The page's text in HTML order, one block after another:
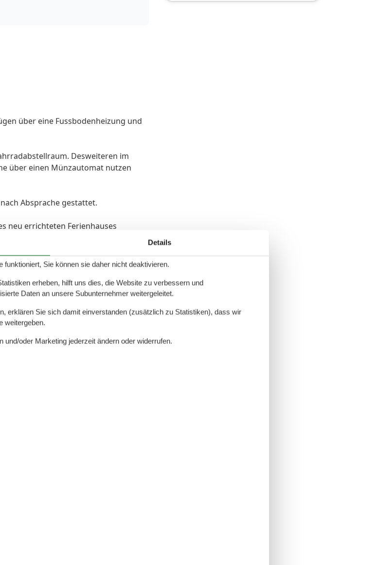
über eine Fussbodenheizung und
Desweiteren im
über einen Münzautomat nutzen
Absprache gestattet.
neu errichteten Ferienhauses
bietet Platz für insgesamt 4
Balkon, gemütlicher Sofaecke und
- Cerankochfeld, Kühlschrank mit
Im Haus befindet sich eine
kann. Ein abschließbarer
Details
Sie können sie daher nicht deaktivieren.
erheben, hilft uns dies, die Website zu verbessern und
Daten an unsere Subunternehmer weitergeleitet.
erklären Sie sich damit einverstanden (zusätzlich zu Statistiken), dass wir
weitergeben.
und/oder Marketing jederzeit ändern oder widerrufen.